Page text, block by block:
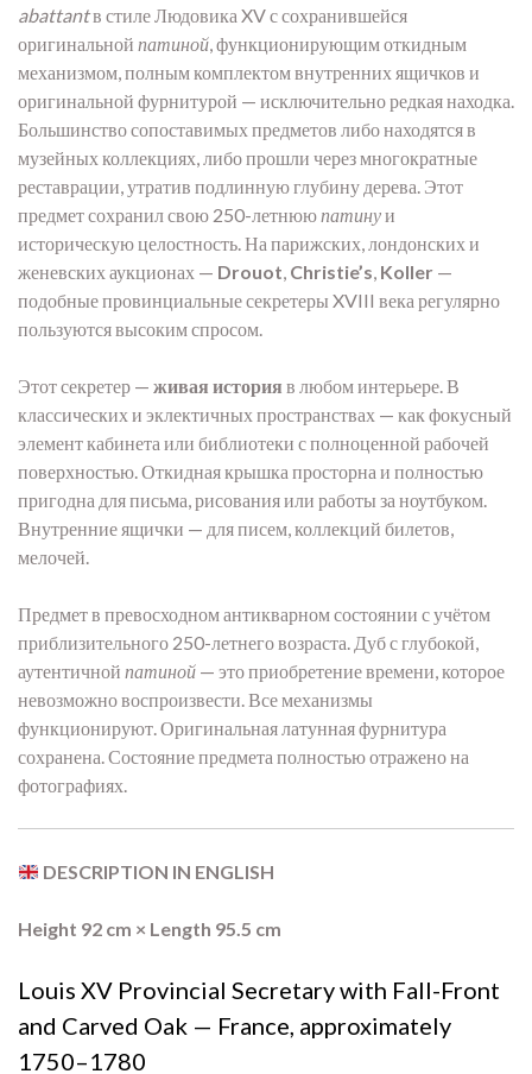
abattantв стиле Людовика XV с сохранившейся
оригинальной патиной, функционирующим откидным
механизмом, полным комплектом внутренних ящичков и
оригинальной фурнитурой — исключительно редкая находка.
Большинство сопоставимых предметов либо находятся в
музейных коллекциях, либо прошли через многократные
реставрации, утратив подлинную глубину дерева. Этот
предмет сохранил свою 250-летнююпатинуи
историческую целостность. На парижских, лондонских и
женевских аукционах — Drouot, Christie’s, Koller —
подобные провинциальные секретеры XVIII века регулярно
пользуются высоким спросом.
Этот секретер — живая история в любом интерьере. В
классических и эклектичных пространствах — как фокусный
элемент кабинета или библиотеки с полноценной рабочей
поверхностью. Откидная крышка просторна и полностью
пригодна для письма, рисования или работы за ноутбуком.
Внутренние ящички — для писем, коллекций билетов,
мелочей.
Предмет в превосходном антикварном состоянии с учётом
приблизительного 250-летнего возраста. Дуб с глубокой,
аутентичной патиной — это приобретение времени, которое
невозможно воспроизвести. Все механизмы
функционируют. Оригинальная латунная фурнитура
сохранена. Состояние предмета полностью отражено на
фотографиях.
DESCRIPTION IN ENGLISH
Height 92 cm × Length 95.5 cm
Louis XV Provincial Secretary with Fall-Front
and Carved Oak — France, approximately
1750–1780